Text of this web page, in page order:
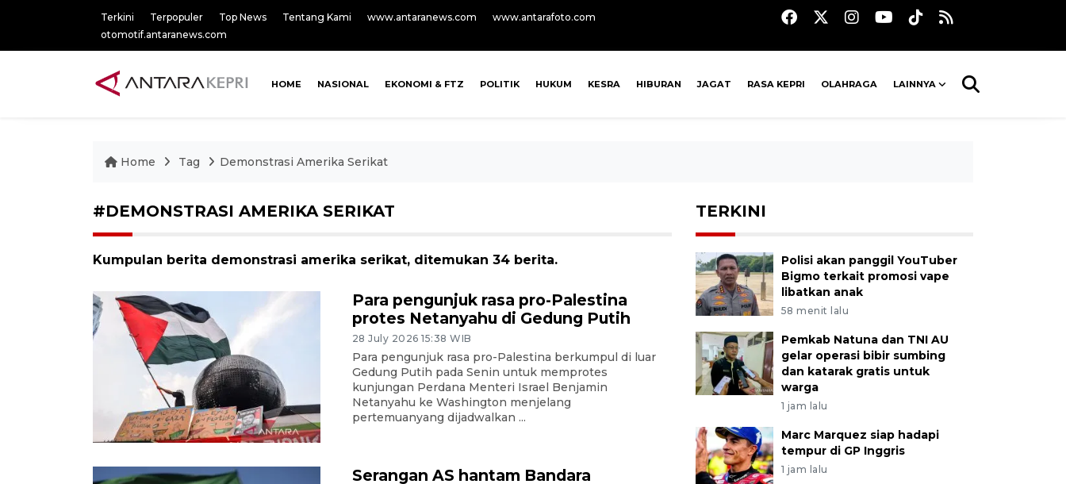
Terkini Terpopuler Top News Tentang Kami www.antaranews.com
www.antarafoto.com
otomotif.antaranews.com
HOME NASIONAL EKONOMI & FTZ POLITIK HUKUM KESRA HIBURAN JAGAT RASA KEPRI OLAHRAGA LAINNYA
Home Tag Demonstrasi Amerika Serikat
#DEMONSTRASI AMERIKA SERIKAT
Kumpulan berita demonstrasi amerika serikat, ditemukan 34 berita.
Para pengunjuk rasa pro-Palestina
protes Netanyahu di Gedung Putih
28 July 2026 15:38 WIB
Para pengunjuk rasa pro-Palestina berkumpul di luar
Gedung Putih pada Senin untuk memprotes
kunjungan Perdana Menteri Israel Benjamin
Netanyahu ke Washington menjelang
pertemuanyang dijadwalkan ...
Serangan AS hantam Bandara
TERKINI
Polisi akan panggil YouTuber
Bigmo terkait promosi vape
libatkan anak
58 menit lalu
Pemkab Natuna dan TNI AU
gelar operasi bibir sumbing
dan katarak gratis untuk
warga
1 jam lalu
Marc Marquez siap hadapi
tempur di GP Inggris
1 jam lalu